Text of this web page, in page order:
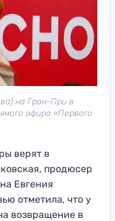
на Гран-При в
эфира «Первого
верят в
продюсер
Евгения
отметила, что у
возвращение в